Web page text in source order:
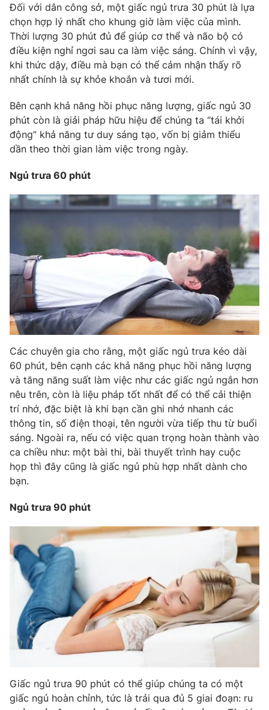
Theo dõi báo trên
Cơ quan chủ quản:Đài Truyền hình Việt Nam
Cơ quan báo chí:Thời báo VTV
Giấy phép hoạt động báo in và báo điện tử số 483/GP-BTTTT
cấp ngày 29/12/2023
Tổng Biên tập:Vũ Thanh Thủy
Phó Tổng Biên tập:Nguyễn Thị Mỹ Hạnh, Phạm Quốc Thắng,
Nguyễn Trọng Ninh
Ðiện thoại Thời báo VTV:
Email:toasoan@vtv.vn
Liên hệ quảng cáo:024-7300.7108
® Cấm sao chép dưới mọi hình thức nếu không có sự chấp
thuận bằng văn bản. Ghi rõ nguồn VTV.vn khi phát hành lại
thông tin từ website này.
Đối với dân công sở, một giấc ngủ trưa 30 phút là lựa
chọn hợp lý nhất cho khung giờ làm việc của mình.
Thời lượng 30 phút đủ để giúp cơ thể và não bộ có
điều kiện nghỉ ngơi sau ca làm việc sáng. Chính vì vậy,
khi thức dậy, điều mà bạn có thể cảm nhận thấy rõ
nhất chính là sự khỏe khoắn và tươi mới.
Bên cạnh khả năng hồi phục năng lượng, giấc ngủ 30
phút còn là giải pháp hữu hiệu để chúng ta “tái khởi
động” khả năng tư duy sáng tạo, vốn bị giảm thiểu
dần theo thời gian làm việc trong ngày.
Ngủ trưa 60 phút
Các chuyên gia cho rằng, một giấc ngủ trưa kéo dài
60 phút, bên cạnh các khả năng phục hồi năng lượng
và tăng năng suất làm việc như các giấc ngủ ngắn hơn
nêu trên, còn là liệu pháp tốt nhất để có thể cải thiện
trí nhớ, đặc biệt là khi bạn cần ghi nhớ nhanh các
thông tin, số điện thoại, tên người vừa tiếp thu từ buổi
sáng. Ngoài ra, nếu có việc quan trọng hoàn thành vào
ca chiều như: một bài thi, bài thuyết trình hay cuộc
họp thì đây cũng là giấc ngủ phù hợp nhất dành cho
bạn.
Ngủ trưa 90 phút
Giấc ngủ trưa 90 phút có thể giúp chúng ta có một
giấc ngủ hoàn chỉnh, tức là trải qua đủ 5 giai đoạn: ru